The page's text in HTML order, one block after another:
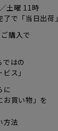
土曜 11時
で「当日出荷」
購入で
ではの
ス」
に
お買い物」を
方法